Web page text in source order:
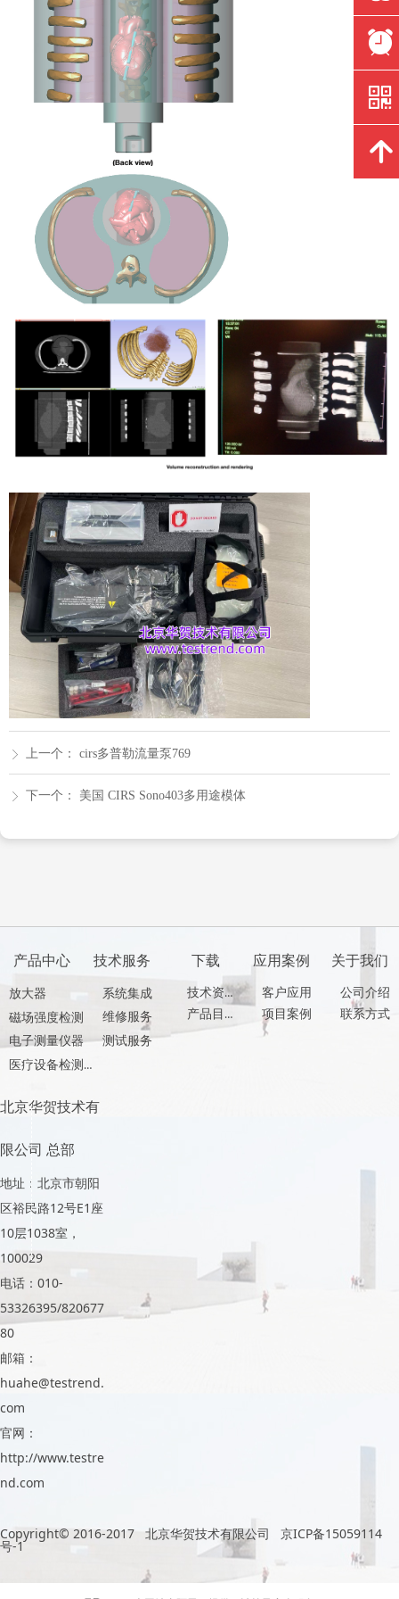
ꁕ 上一个： cirs多普勒流量泵769
ꁕ 下一个： 美国 CIRS Sono403多用途模体
北京华贺技术有
限公司 总部
地址：北京市朝阳
区裕民路12号E1座
10层1038室，
100029
电话：010-
53326395/820677
80
邮箱：
huahe@testrend.
com
官网：
http://www.testre
nd.com
Copyright© 2016-2017 北京华贺技术有限公司 京ICP备15059114
号-1
公司介绍
联系方式
客户应用
项目案例
技术资料
产品目录
放大器
磁场强度检测
电子测量仪器
医疗设备检测产品
关于我们
系统集成
维修服务
测试服务
应用案例
下载
技术服务
产品中心
뀥
낃
녕